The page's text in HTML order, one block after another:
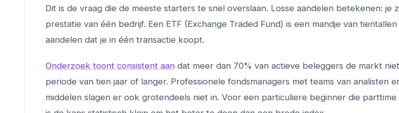
Dit is de vraag die de meeste starters te snel overslaan. Losse aandelen betekenen: je
prestatie van één bedrijf. Een ETF (Exchange Traded Fund) is een mandje van
aandelen dat je in één transactie koopt.
Onderzoek toont consistent aan dat meer dan 70% van actieve beleggers de markt
periode van tien jaar of langer. Professionele fondsmanagers met teams van analisten
middelen slagen er ook grotendeels niet in. Voor een particuliere beginner die